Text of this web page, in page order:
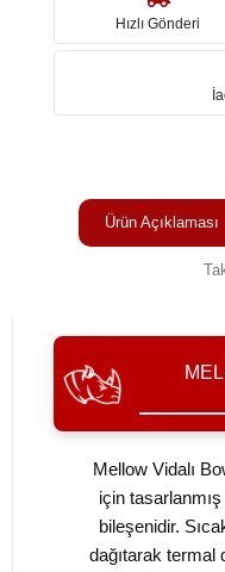
Hızlı Gönderi
Ürün Açıklaması
Mellow Vidalı
için
bileşenidir.
dağıtarak termal